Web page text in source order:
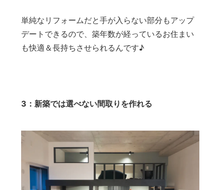
単純なリフォームだと手が入らない部分もアップ
デートできるので、築年数が経っているお住まい
も快適＆長持ちさせられるんです♪
3：新築では選べない間取りを作れる